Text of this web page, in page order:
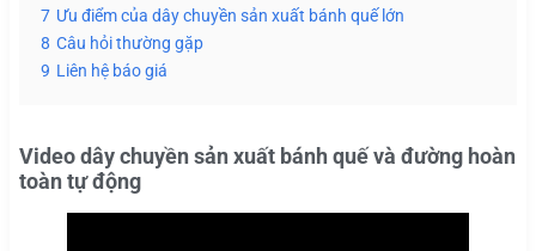
7 Ưu điểm của dây chuyền sản xuất bánh quế lớn
8 Câu hỏi thường gặp
9 Liên hệ báo giá
Video dây chuyền sản xuất bánh quế và đường hoàn
toàn tự động